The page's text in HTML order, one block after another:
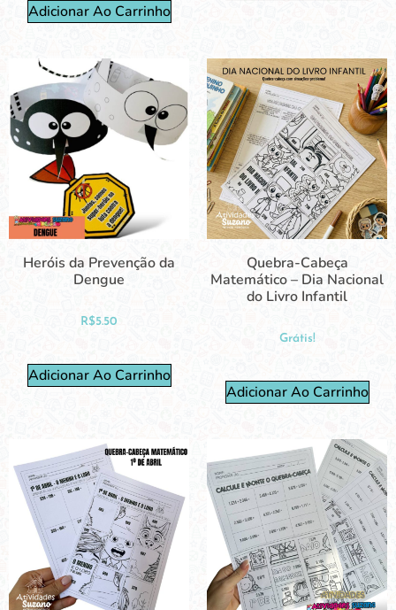
Adicionar Ao Carrinho
Heróis da Prevenção da
Dengue
R$5.50
Adicionar Ao Carrinho
Quebra-Cabeça
Matemático – Dia Nacional
do Livro Infantil
Grátis!
Adicionar Ao Carrinho